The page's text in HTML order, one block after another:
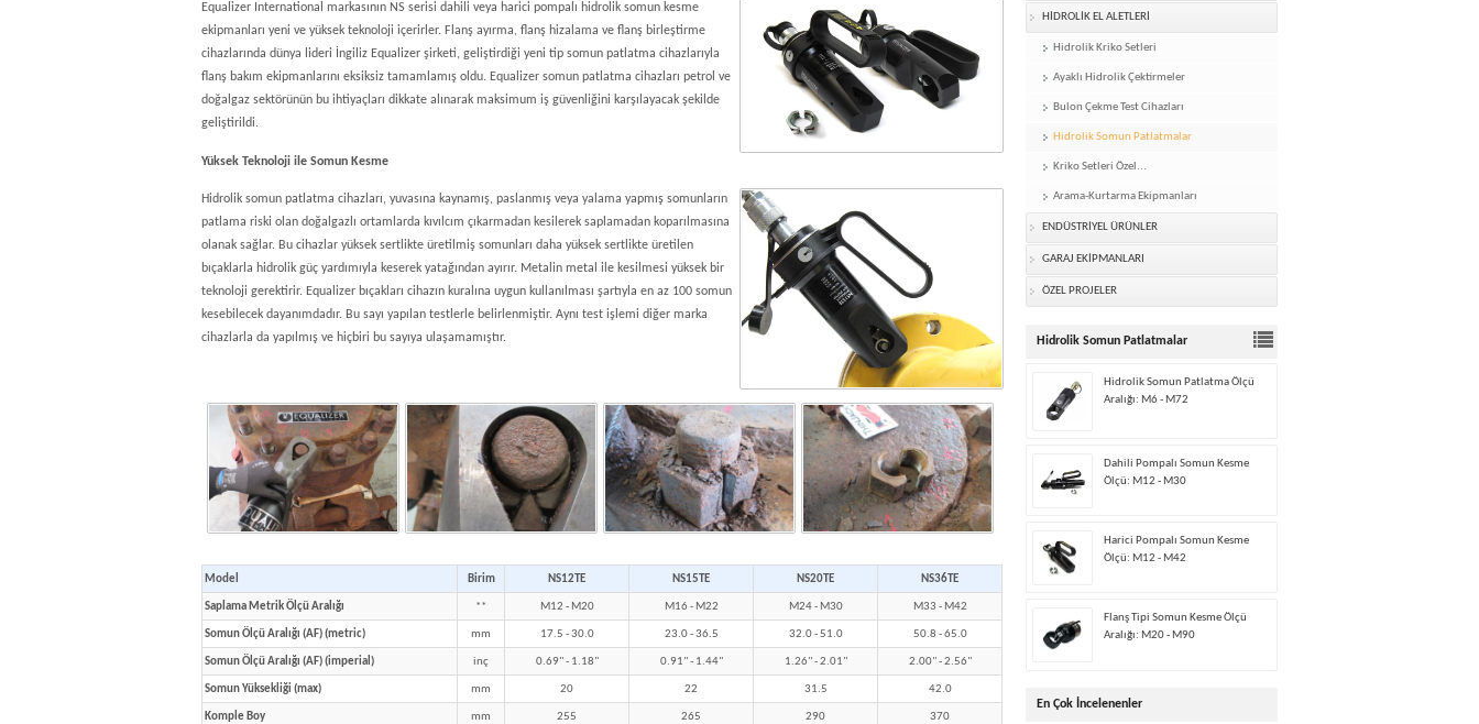
Equalizer International markasının NS serisi dahili veya harici pompalı hidrolik somun kesme
ekipmanları yeni ve yüksek teknoloji içerirler. Flanş ayırma, flanş hizalama ve flanş birleştirme
cihazlarında dünya lideri İngiliz Equalizer şirketi, geliştirdiği yeni tip somun patlatma cihazlarıyla
flanş bakım ekipmanlarını eksiksiz tamamlamış oldu. Equalizer somun patlatma cihazları petrol ve
doğalgaz sektörünün bu ihtiyaçları dikkate alınarak maksimum iş güvenliğini karşılayacak şekilde
geliştirildi.
Yüksek Teknoloji ile Somun Kesme
Hidrolik somun patlatma cihazları, yuvasına kaynamış, paslanmış veya yalama yapmış somunların
patlama riski olan doğalgazlı ortamlarda kıvılcım çıkarmadan kesilerek saplamadan koparılmasına
olanak sağlar. Bu cihazlar yüksek sertlikte üretilmiş somunları daha yüksek sertlikte üretilen
bıçaklarla hidrolik güç yardımıyla keserek yatağından ayırır. Metalin metal ile kesilmesi yüksek bir
teknoloji gerektirir. Equalizer bıçakları cihazın kuralına uygun kullanılması şartıyla en az 100 somun
kesebilecek dayanımdadır. Bu sayı yapılan testlerle belirlenmiştir. Aynı test işlemi diğer marka
cihazlarla da yapılmış ve hiçbiri bu sayıya ulaşamamıştır.
Model Birim NS12TE NS15TE NS20TE NS36TE
Saplama Metrik Ölçü Aralığı ** M12 - M20 M16 - M22 M24 - M30 M33 - M42
Somun Ölçü Aralığı (AF) (metric) mm 17.5 - 30.0 23.0 - 36.5 32.0 - 51.0 50.8 - 65.0
Somun Ölçü Aralığı (AF) (imperial) inç 0.69" - 1.18" 0.91" - 1.44" 1.26" - 2.01" 2.00" - 2.56"
Somun Yüksekliği (max) mm 20 22 31.5 42.0
Komple Boy mm 255 265 290 370
HİDROLİK EL ALETLERİ
Hidrolik Kriko Setleri
Ayaklı Hidrolik Çektirmeler
Bulon Çekme Test Cihazları
Hidrolik Somun Patlatmalar
Kriko Setleri Özel...
Arama-Kurtarma Ekipmanları
ENDÜSTRİYEL ÜRÜNLER
GARAJ EKİPMANLARI
ÖZEL PROJELER
Hidrolik Somun Patlatmalar
Hidrolik Somun Patlatma Ölçü
Aralığı: M6 - M72
Dahili Pompalı Somun Kesme
Ölçü: M12 - M30
Harici Pompalı Somun Kesme
Ölçü: M12 - M42
Flanş Tipi Somun Kesme Ölçü
Aralığı: M20 - M90
En Çok İncelenenler